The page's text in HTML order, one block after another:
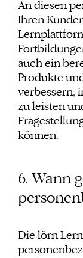
An diesen
Ihren
auch ein
Produkte
verbessern,
zu leisten
können.
6. Wann
Die lörn